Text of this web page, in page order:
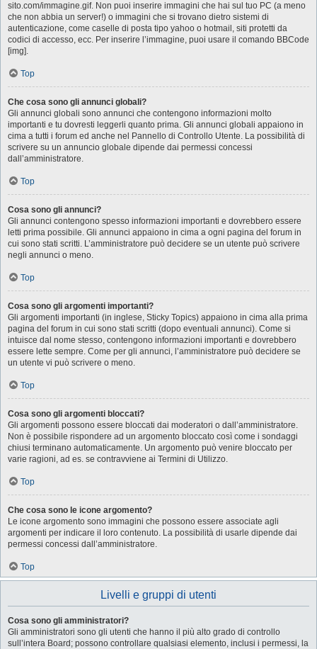
sito.com/immagine.gif. Non puoi inserire immagini che hai sul tuo PC (a meno
che non abbia un server!) o immagini che si trovano dietro sistemi di
autenticazione, come caselle di posta tipo yahoo o hotmail, siti protetti da
codici di accesso, ecc. Per inserire l’immagine, puoi usare il comando BBCode
[img].
Top
Che cosa sono gli annunci globali?
Gli annunci globali sono annunci che contengono informazioni molto
importanti e tu dovresti leggerli quanto prima. Gli annunci globali appaiono in
cima a tutti i forum ed anche nel Pannello di Controllo Utente. La possibilità di
scrivere su un annuncio globale dipende dai permessi concessi
dall’amministratore.
Top
Cosa sono gli annunci?
Gli annunci contengono spesso informazioni importanti e dovrebbero essere
letti prima possibile. Gli annunci appaiono in cima a ogni pagina del forum in
cui sono stati scritti. L’amministratore può decidere se un utente può scrivere
negli annunci o meno.
Top
Cosa sono gli argomenti importanti?
Gli argomenti importanti (in inglese, Sticky Topics) appaiono in cima alla prima
pagina del forum in cui sono stati scritti (dopo eventuali annunci). Come si
intuisce dal nome stesso, contengono informazioni importanti e dovrebbero
essere lette sempre. Come per gli annunci, l’amministratore può decidere se
un utente vi può scrivere o meno.
Top
Cosa sono gli argomenti bloccati?
Gli argomenti possono essere bloccati dai moderatori o dall’amministratore.
Non è possibile rispondere ad un argomento bloccato così come i sondaggi
chiusi terminano automaticamente. Un argomento può venire bloccato per
varie ragioni, ad es. se contravviene ai Termini di Utilizzo.
Top
Che cosa sono le icone argomento?
Le icone argomento sono immagini che possono essere associate agli
argomenti per indicare il loro contenuto. La possibilità di usarle dipende dai
permessi concessi dall’amministratore.
Top
Livelli e gruppi di utenti
Cosa sono gli amministratori?
Gli amministratori sono gli utenti che hanno il più alto grado di controllo
sull’intera Board; possono controllare qualsiasi elemento, inclusi i permessi, la